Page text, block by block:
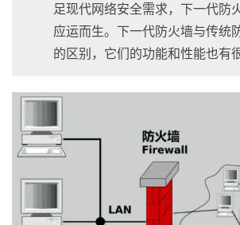
足现代网络安全需求，下一代防
应运而生。下一代防火墙与传统
的区别，它们的功能和性能也有